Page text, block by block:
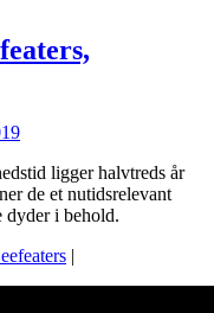
ligger halvtreds år
de et nutidsrelevant
dyder i behold.
|